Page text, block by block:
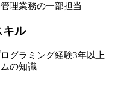
理業務の一部担当
キル
グラミング経験3年以上
の知識